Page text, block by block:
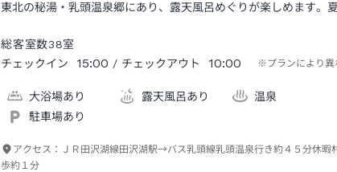
東北の秘湯・乳頭温泉郷にあり、露天風呂めぐりが楽しめます。
総客室数38室
チェックイン
15:00 / チェックアウト 10:00 ※プランにより異
大浴場あり 露天風呂あり
温泉
駐車場あり
アクセス： ＪＲ田沢湖線田沢湖駅→バス乳頭線乳頭温泉行き約４５分休
歩約１分